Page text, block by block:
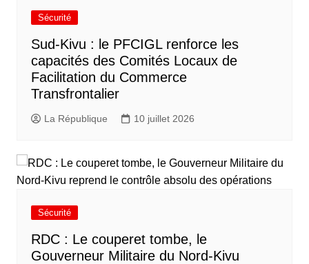
Sécurité
Sud-Kivu : le PFCIGL renforce les
capacités des Comités Locaux de
Facilitation du Commerce
Transfrontalier
La République 10 juillet 2026
Sécurité
RDC : Le couperet tombe, le
Gouverneur Militaire du Nord-Kivu